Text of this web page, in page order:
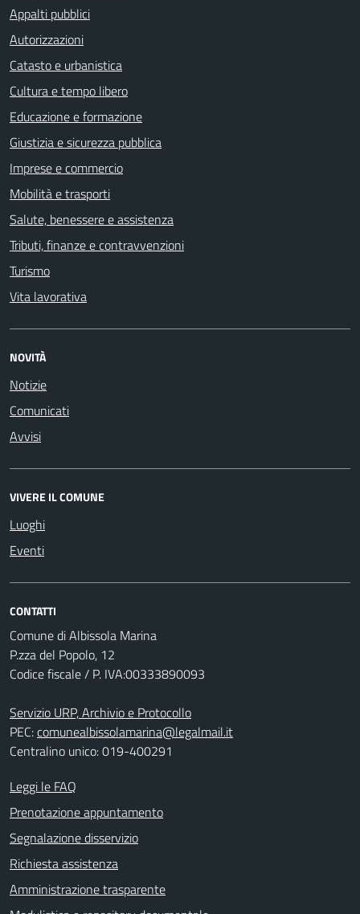
Appalti pubblici
Autorizzazioni
Catasto e urbanistica
Cultura e tempo libero
Educazione e formazione
Giustizia e sicurezza pubblica
Imprese e commercio
Mobilità e trasporti
Salute, benessere e assistenza
Tributi, finanze e contravvenzioni
Turismo
Vita lavorativa
NOVITÀ
Notizie
Comunicati
Avvisi
VIVERE IL COMUNE
Luoghi
Eventi
CONTATTI
Comune di Albissola Marina
P.zza del Popolo, 12
Codice fiscale / P. IVA:00333890093
Servizio URP, Archivio e Protocollo
PEC:comunealbissolamarina@legalmail.it
Centralino unico: 019-400291
Leggi le FAQ
Prenotazione appuntamento
Segnalazione disservizio
Richiesta assistenza
Amministrazione trasparente